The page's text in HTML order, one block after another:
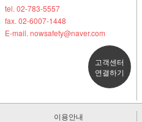
tel. 02-783-5557
fax. 02-6007-1448
E-mail. nowsafety@naver.com
고객센터
연결하기
이용안내